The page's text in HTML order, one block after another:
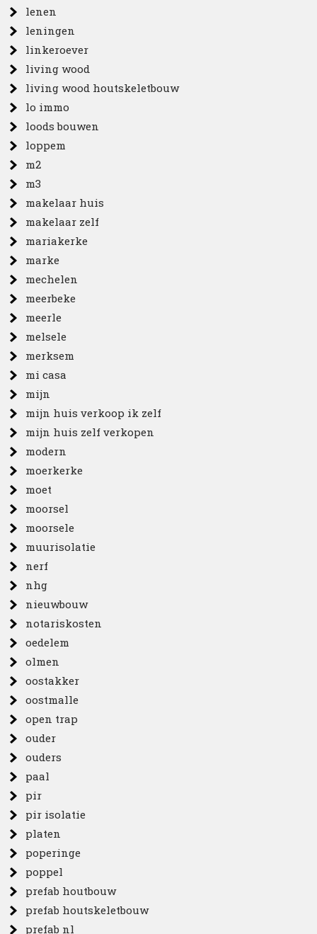
lenen
leningen
linkeroever
living wood
living wood houtskeletbouw
lo immo
loods bouwen
loppem
m2
m3
makelaar huis
makelaar zelf
mariakerke
marke
mechelen
meerbeke
meerle
melsele
merksem
mi casa
mijn
mijn huis verkoop ik zelf
mijn huis zelf verkopen
modern
moerkerke
moet
moorsel
moorsele
muurisolatie
nerf
nhg
nieuwbouw
notariskosten
oedelem
olmen
oostakker
oostmalle
open trap
ouder
ouders
paal
pir
pir isolatie
platen
poperinge
poppel
prefab houtbouw
prefab houtskeletbouw
prefab nl